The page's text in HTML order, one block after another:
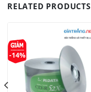
RELATED PRODUCTS
-14%